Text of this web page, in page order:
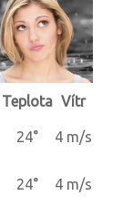
Teplota Vítr
24° 4 m/s
24° 4 m/s